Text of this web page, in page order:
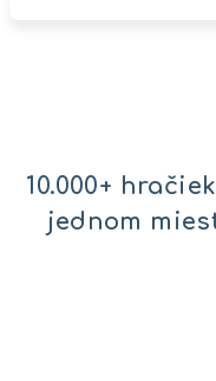
10.000+
jednom